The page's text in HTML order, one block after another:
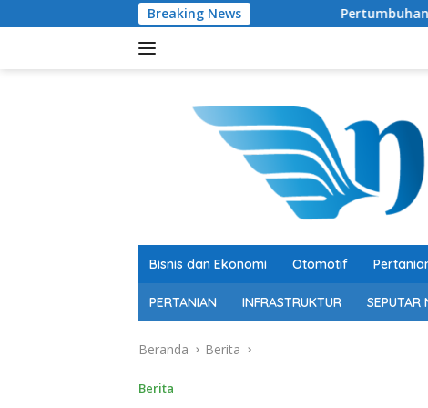
ke
Breaking News
Pertumbuhan 5,29 Persen, Berkualitas
Bisnis dan Ekonomi Otomotif
PERTANIAN INFRASTRUKTUR SEPUTAR
Beranda Berita
Berita